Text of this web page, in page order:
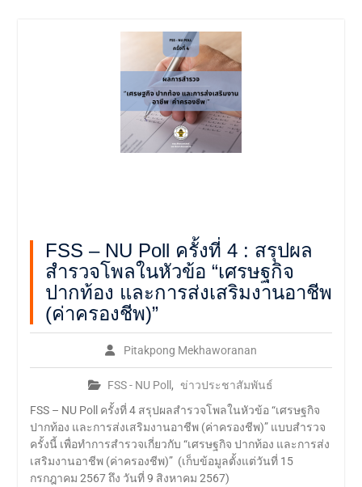
FSS – NU Poll ครั้งที่ 4 : สรุปผล
สำรวจโพลในหัวข้อ “เศรษฐกิจ
ปากท้อง และการส่งเสริมงานอาชีพ
(ค่าครองชีพ)”
Pitakpong Mekhaworanan
FSS - NU Poll , ข่าวประชาสัมพันธ์
FSS – NU Poll ครั้งที่ 4 สรุปผลสำรวจโพลในหัวข้อ “เศรษฐกิจ
ปากท้อง และการส่งเสริมงานอาชีพ (ค่าครองชีพ)” แบบสำรวจ
ครั้งนี้ เพื่อทำการสำรวจเกี่ยวกับ “เศรษฐกิจ ปากท้อง และการส่ง
เสริมงานอาชีพ (ค่าครองชีพ)” (เก็บข้อมูลตั้งแต่วันที่ 15
กรกฎาคม 2567 ถึง วันที่ 9 สิงหาคม 2567)